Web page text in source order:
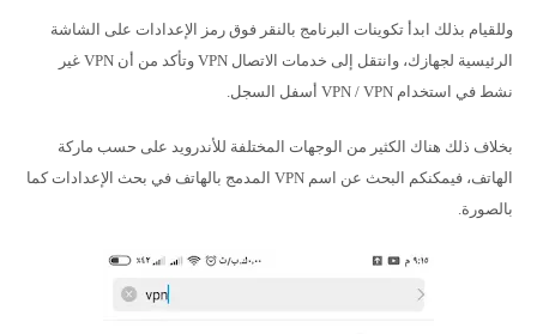
وللقيام بذلك ابدأ تكوينات البرنامج بالنقر فوق رمز الإعدادات على الشاشة
الرئيسية لجهازك، وانتقل إلى خدمات الاتصال VPN وتأكد من أن VPN غير
نشط في استخدام VPN / VPN أسفل السجل.
بخلاف ذلك هناك الكثير من الوجهات المختلفة للأندرويد على حسب ماركة
الهاتف، فيمكنكم البحث عن اسم VPN المدمج بالهاتف في بحث الإعدادات كما
بالصورة.